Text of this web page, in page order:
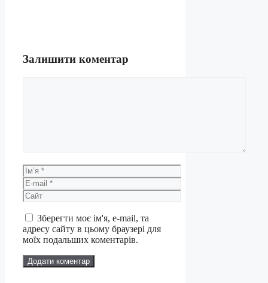
Залишити коментар
Ім’я
E-
mail
Сайт
Зберегти моє ім'я, e-mail, та
адресу сайту в цьому браузері для
моїх подальших коментарів.